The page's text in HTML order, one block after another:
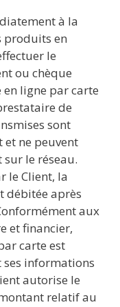
à la
produits en
le
ou chèque
en ligne par carte
de
sont
et ne peuvent
le réseau.
le Client, la
débitée après
aux
et financier,
carte est
informations
autorise le
relatif au